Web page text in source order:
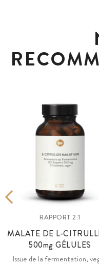
RAPPORT 2:1
MALATE DE L-
500mg GÉLULES
Issue de la fermentation,